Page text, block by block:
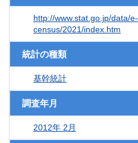
http://www.stat.go.jp/data/e-
census/2021/index.htm
統計の種類
基幹統計
調査年月
2012年 2月